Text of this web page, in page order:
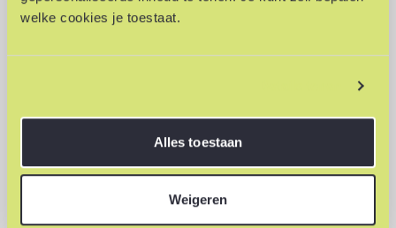
welke cookies je toestaat.
Alles toestaan
Weigeren
je uitdagende installatieprojecten aan en
Installatie | Energietechniek